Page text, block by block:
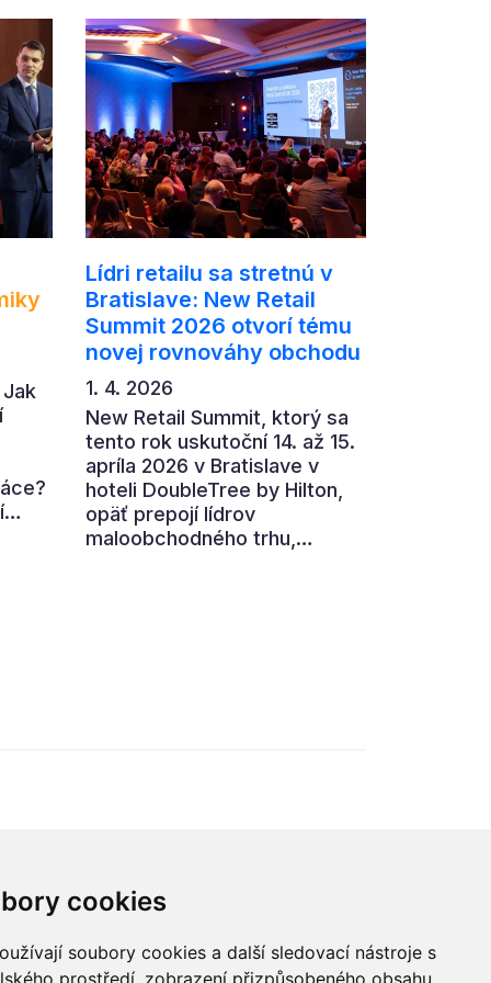
cookies
soubory cookies a další sledovací nástroje s
prostředí, zobrazení přizpůsobeného obsahu
Lídri retailu sa stretnú v
Bratislave: New Retail
Summit 2026 otvorí tému
novej rovnováhy obchodu
1. 4. 2026
New Retail Summit, ktorý sa
tento rok uskutoční 14. až 15.
apríla 2026 v Bratislave v
hoteli DoubleTree by Hilton,
opäť prepojí lídrov
maloobchodného trhu,